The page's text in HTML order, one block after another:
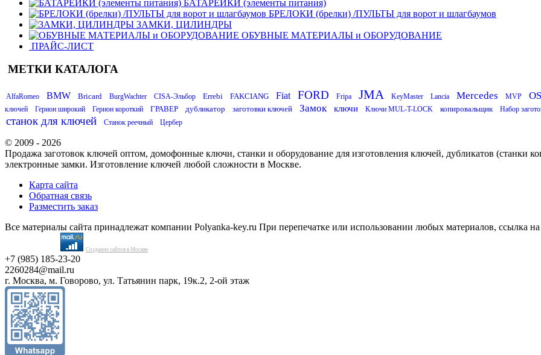
БАТАРЕЙКИ (элементы питания)
БРЕЛОКИ (брелки) /ПУЛЬТЫ для ворот и шлагбаумов
ЗАМКИ, ЦИЛИНДРЫ
ОБУВНЫЕ МАТЕРИАЛЫ и ОБОРУДОВАНИЕ
ПРАЙС-ЛИСТ
МЕТКИ КАТАЛОГА
AlfaRomeo BMW Bricard BurgWachter CISA-Эльбор Errebi FAKCIANG Fiat FORD Fripa JMA KeyMaster Lancia Mercedes MVP
ключей Герион широкий Герион короткий ГРАВЕР дубликатор заготовки ключей Замок ключи Ключи MUL-T-LOCK копировальщик Набор
станок для ключей Станок реечный Цербер
© 2009 - 2026
Продажа заготовок ключей оптом, домофонные ключи, станки и оборудование для изготовления ключей, дубликатов (станки
электронные замки. Изготовление ключей любой сложности в Москве.
Карта сайта
Обратная связь
Разместить заказ
Все материалы сайта принадлежат компании Polyanka-key.ru При перепечатке или использовании любых материалов, ссылка на
Создание сайтов в Москве
+7 (985) 185-23-20
2260284@mail.ru
г. Москва, м. Говорово, ул. Татьянин парк, 19к.2, 2-ой этаж